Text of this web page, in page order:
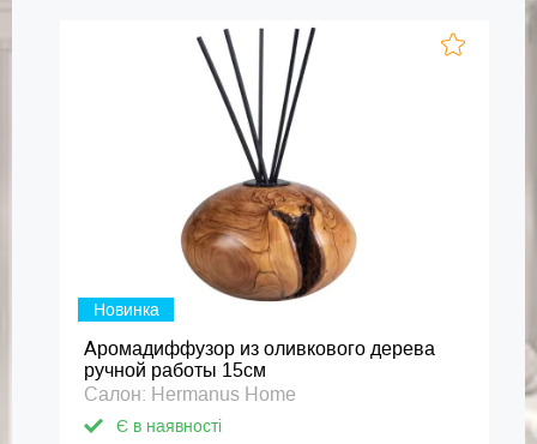
Новинка
Аромадиффузор из оливкового дерева
ручной работы 15см
Салон: Hermanus Home
Є в наявності